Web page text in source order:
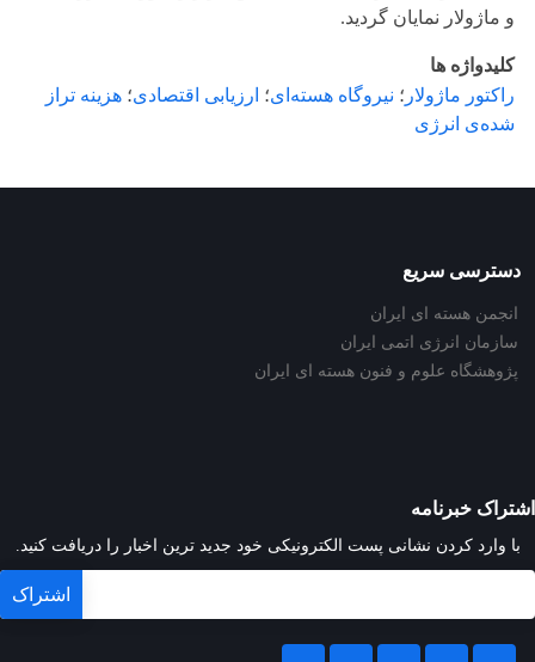
و ماژولار نمایان گردید.
کلیدواژه ها
راکتور ماژولار ؛ نیروگاه هسته‌‌‌ای؛ ارزیابی اقتصادی؛ هزینه تراز
شده‌‌ی انرژی
دسترسی سریع
انجمن هسته ای ایران
سازمان انرژی اتمی ایران
پژوهشگاه علوم و فنون هسته ای ایران
اشتراک خبرنامه
با وارد کردن نشانی پست الکترونیکی خود جدید ترین اخبار را دریافت کنید.